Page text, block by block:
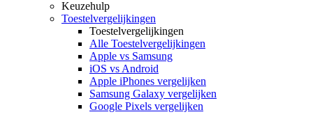
Keuzehulp
Toestelvergelijkingen
Toestelvergelijkingen
Alle Toestelvergelijkingen
Apple vs Samsung
iOS vs Android
Apple iPhones vergelijken
Samsung Galaxy vergelijken
Google Pixels vergelijken